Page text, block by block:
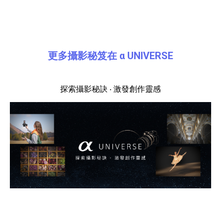
更多攝影秘笈在 α UNIVERSE
探索攝影秘訣 ‧ 激發創作靈感